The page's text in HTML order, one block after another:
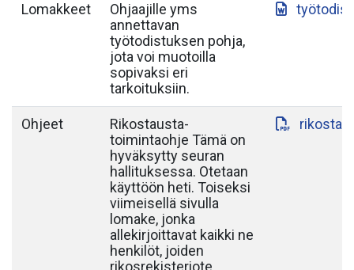
Lomakkeet
Ohjaajille yms
annettavan
työtodistuksen pohja,
jota voi muotoilla
sopivaksi eri
tarkoituksiin.
Ohjeet
Rikostausta-
toimintaohje Tämä on
hyväksytty seuran
hallituksessa. Otetaan
käyttöön heti. Toiseksi
viimeisellä sivulla
lomake, jonka
allekirjoittavat kaikki ne
henkilöt, joiden
rikosrekisteriote